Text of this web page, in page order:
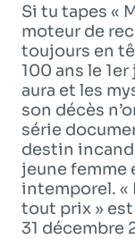
À la une
Participer et
À votre écoute
Productions et
Programme tv
Si tu tapes «
moteur de
toujours en
100 ans le
aura et les
son décès
série
destin
jeune femme
intemporel. «
tout prix » est
31 décembre